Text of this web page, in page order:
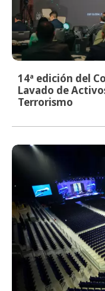
14ª edición del
Lavado de
Terrorismo